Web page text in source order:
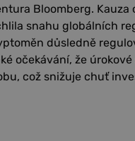
Bloomberg. Kauza
snahu globálních
důsledně
očekávání, že
což snižuje chuť